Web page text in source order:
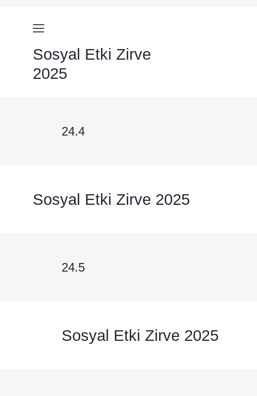
Sosyal Etki Zirve
2025
24.4
Sosyal Etki Zirve 2025
24.5
Sosyal Etki Zirve 2025